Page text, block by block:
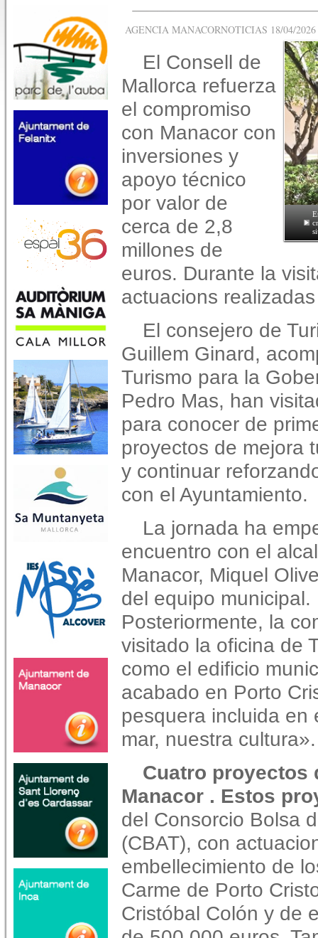
AGENCIA MANACORNOTICIAS 18/04/
El Consell de
Mallorca refuerza
el compromiso
con Manacor con
inversiones y
apoyo técnico
por valor de
cerca de 2,8
millones de
euros. Durante la
actuacions
El consejero de
Guillem Ginard,
Turismo para la
Pedro Mas, han
para conocer de
proyectos de mejora
y continuar
con el Ayuntamiento.
La jornada ha
encuentro con el
Manacor, Miquel
del equipo municipal.
Posteriormente, la
visitado la oficina de
como el edificio
acabado en Porto
pesquera incluida en
mar, nuestra cultura».
Cuatro proyectos
Manacor . Estos
del Consorcio Bolsa
(CBAT), con
embellecimiento de
Carme de Porto
Cristóbal Colón y de